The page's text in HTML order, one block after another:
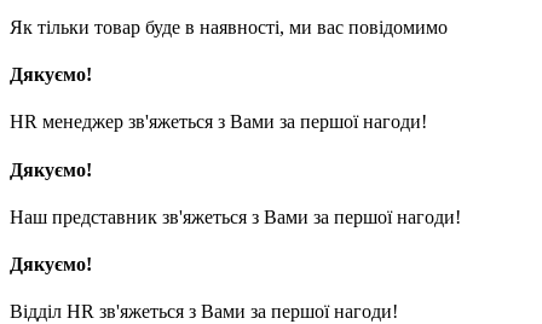
Як тільки товар буде в наявності, ми вас повідомимо
Дякуємо!
HR менеджер зв'яжеться з Вами за першої нагоди!
Дякуємо!
Наш представник зв'яжеться з Вами за першої нагоди!
Дякуємо!
Відділ HR зв'яжеться з Вами за першої нагоди!